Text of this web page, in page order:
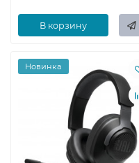
В корзину
Новинка